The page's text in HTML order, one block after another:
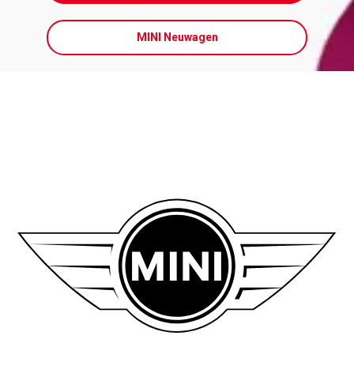
MINI Neuwagen